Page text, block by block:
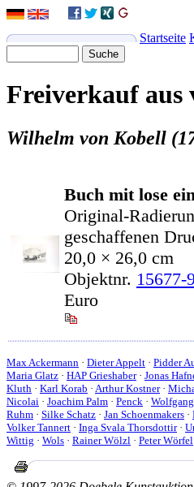
Startseite
Freiverkauf aus
Wilhelm von Kobell
Buch mit lose
Original-
geschaffenen
20,0 × 26,0 cm
Objektnr. 15677-
Euro
Max Ackermann · Dieter Appelt · Pidder
Maria Glatz · HAP Grieshaber· Jonas
Kluth · Karl Korab · Arthur Kostner·
Nicolai · Joachim Palm · Penck ·
Ruhm · Silke Schatz · Jan Schoenmakers ·
Volker Tannert · Inga Svala Thorsdottir·
Wittig · Wols · Rainer Wölzl · Peter Wörfel